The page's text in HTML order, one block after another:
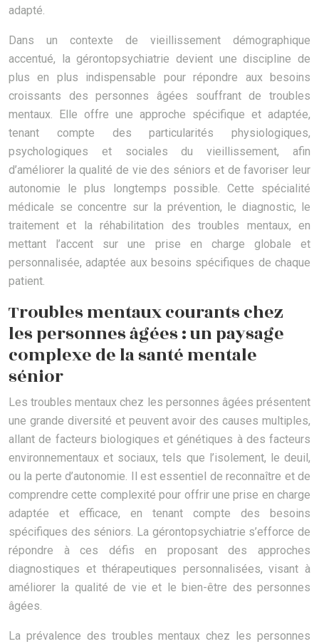
adapté.
Dans un contexte de vieillissement démographique
accentué, la gérontopsychiatrie devient une discipline de
plus en plus indispensable pour répondre aux besoins
croissants des personnes âgées souffrant de troubles
mentaux. Elle offre une approche spécifique et adaptée,
tenant compte des particularités physiologiques,
psychologiques et sociales du vieillissement, afin
d’améliorer la qualité de vie des séniors et de favoriser leur
autonomie le plus longtemps possible. Cette spécialité
médicale se concentre sur la prévention, le diagnostic, le
traitement et la réhabilitation des troubles mentaux, en
mettant l’accent sur une prise en charge globale et
personnalisée, adaptée aux besoins spécifiques de chaque
patient.
Troubles mentaux courants chez
les personnes âgées : un paysage
complexe de la santé mentale
sénior
Les troubles mentaux chez les personnes âgées présentent
une grande diversité et peuvent avoir des causes multiples,
allant de facteurs biologiques et génétiques à des facteurs
environnementaux et sociaux, tels que l’isolement, le deuil,
ou la perte d’autonomie. Il est essentiel de reconnaître et de
comprendre cette complexité pour offrir une prise en charge
adaptée et efficace, en tenant compte des besoins
spécifiques des séniors. La gérontopsychiatrie s’efforce de
répondre à ces défis en proposant des approches
diagnostiques et thérapeutiques personnalisées, visant à
améliorer la qualité de vie et le bien-être des personnes
âgées.
La prévalence des troubles mentaux chez les personnes